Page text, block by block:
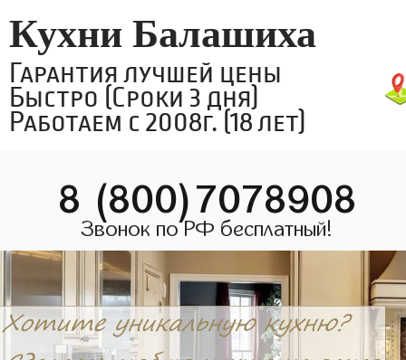
Кухни Балашиха
Гарантия лучшей цены
Быстро (Сроки 3 дня)
Работаем с 2008г. (18 лет)
8 (800)7078908
Звонок по РФ бесплатный!